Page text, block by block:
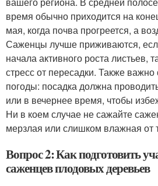
время обычно приходится на
мая, когда почва прогреется, а
Саженцы лучше приживаются,
начала активного роста листьев,
стресс от пересадки. Также важно
погоды: посадка должна
или в вечернее время, чтобы
Ни в коем случае не сажайте
мерзлая или слишком влажная от
Вопрос 2: Как подготовить
саженцев плодовых деревьев